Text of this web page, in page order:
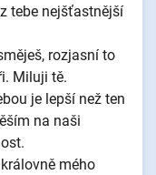
tebe nejšťastnější
rozjasní to
Miluji tě.
je lepší než ten
na naši
mého